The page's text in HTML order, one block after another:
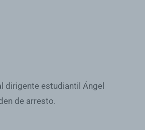
dirigente estudiantil Ángel
de arresto.